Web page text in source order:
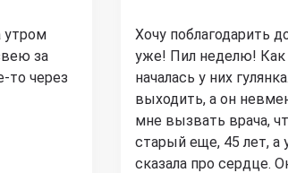
утром
за
то через
Хочу поблагодарить
уже! Пил неделю! Как
началась у них
выходить, а он
мне вызвать врача,
старый еще, 45 лет, а
сказала про сердце.